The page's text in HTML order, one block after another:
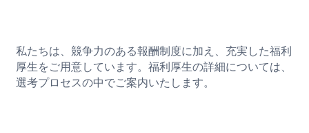
私たちは、競争力のある報酬制度に加え、充実した福利
厚生をご用意しています。福利厚生の詳細については、
選考プロセスの中でご案内いたします。